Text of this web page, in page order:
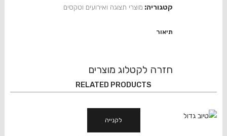
קטגוריה: מוצרי תצוגה ואירועים וטקסים
תיאור
חזרה לקטלוג מוצרים
RELATED PRODUCTS
לקנייה